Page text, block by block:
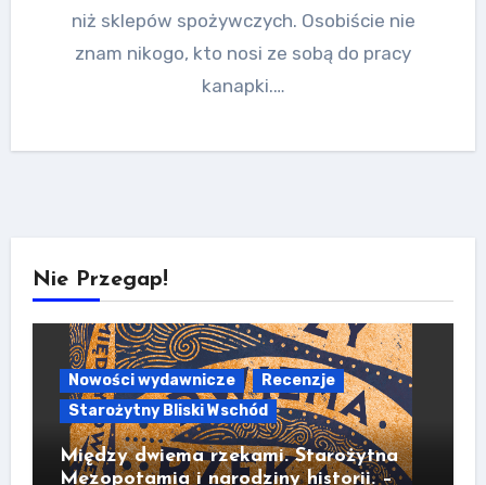
niż sklepów spożywczych. Osobiście nie
znam nikogo, kto nosi ze sobą do pracy
kanapki.…
Nie Przegap!
Nowości wydawnicze
Recenzje
Starożytny Bliski Wschód
Między dwiema rzekami. Starożytna
Mezopotamia i narodziny historii. –